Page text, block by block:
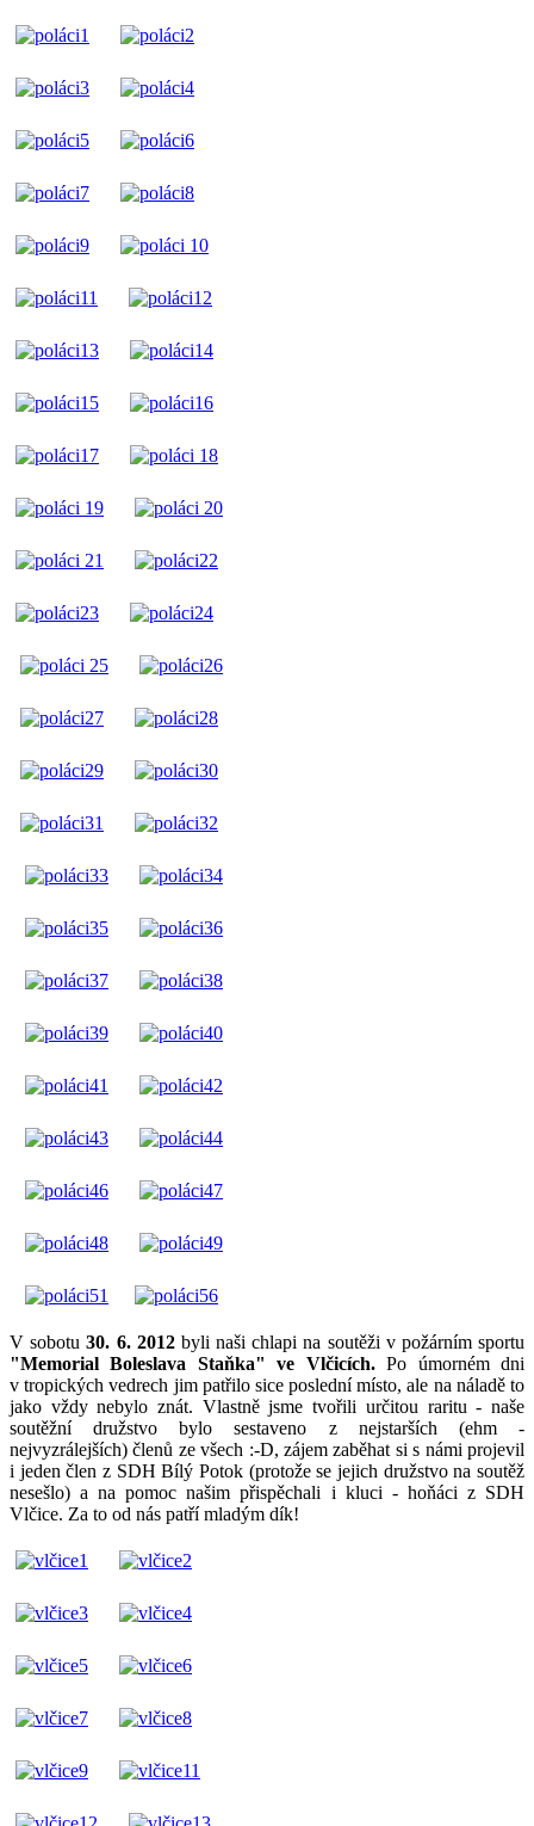
V sobotu30. 6. 2012byli naši chlapi na soutěži v požárním sportu
"Memorial Boleslava Staňka" ve Vlčicích.Po úmorném dni
v tropických vedrech jim patřilo sice poslední místo, ale na náladě to
jako vždy nebylo znát. Vlastně jsme tvořili určitou raritu - naše
soutěžní družstvo bylo sestaveno z nejstarších (ehm -
nejvyzrálejších) členů ze všech :-D, zájem zaběhat si s námi projevil
i jeden člen z SDH Bílý Potok (protože se jejich družstvo na soutěž
nesešlo) a na pomoc našim přispěchali i kluci - hoňáci z SDH
Vlčice. Za to od nás patří mladým dík!